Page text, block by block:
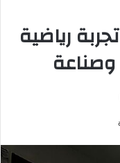
رياضية
وصناعة